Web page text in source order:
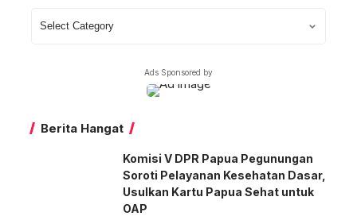
Ads Sponsored by
Berita Hangat
Komisi V DPR Papua Pegunungan
Soroti Pelayanan Kesehatan Dasar,
Usulkan Kartu Papua Sehat untuk
OAP